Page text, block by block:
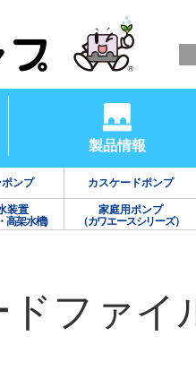
製品情報
ンプ カスケードポンプ
装置
高架水槽)
家庭用ポンプ
（カワエースシリーズ）
ドファイ